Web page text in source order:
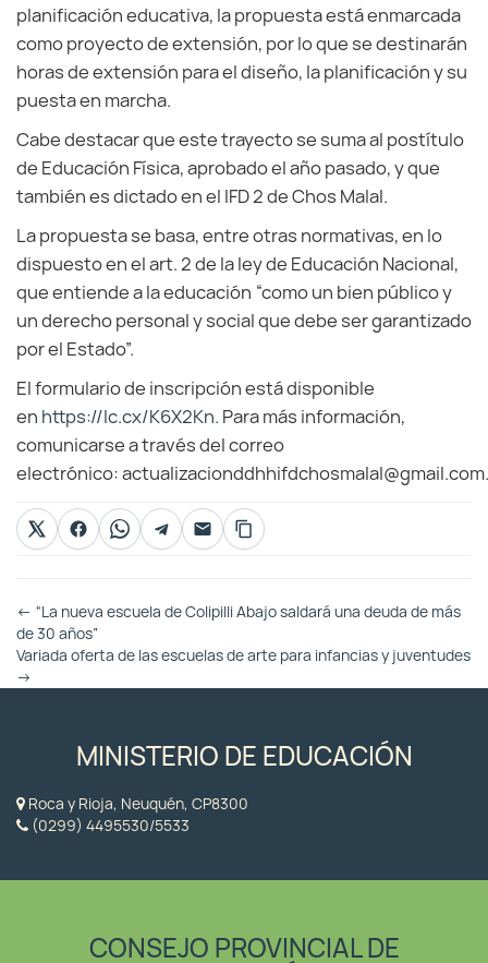
planificación educativa, la propuesta está enmarcada
como proyecto de extensión, por lo que se destinarán
horas de extensión para el diseño, la planificación y su
puesta en marcha.
Cabe destacar que este trayecto se suma al postítulo
de Educación Física, aprobado el año pasado, y que
también es dictado en el IFD 2 de Chos Malal.
La propuesta se basa, entre otras normativas, en lo
dispuesto en el art. 2 de la ley de Educación Nacional,
que entiende a la educación “como un bien público y
un derecho personal y social que debe ser garantizado
por el Estado”.
El formulario de inscripción está disponible
en https://lc.cx/K6X2Kn. Para más información,
comunicarse a través del correo
electrónico: actualizacionddhhifdchosmalal@gmail.com.
Otras
Entradas
← “La nueva escuela de Colipilli Abajo saldará una deuda de más
de 30 años”
Variada oferta de las escuelas de arte para infancias y juventudes
→
MINISTERIO DE EDUCACIÓN
Roca y Rioja, Neuquén, CP8300
(0299) 4495530/5533
CONSEJO PROVINCIAL DE